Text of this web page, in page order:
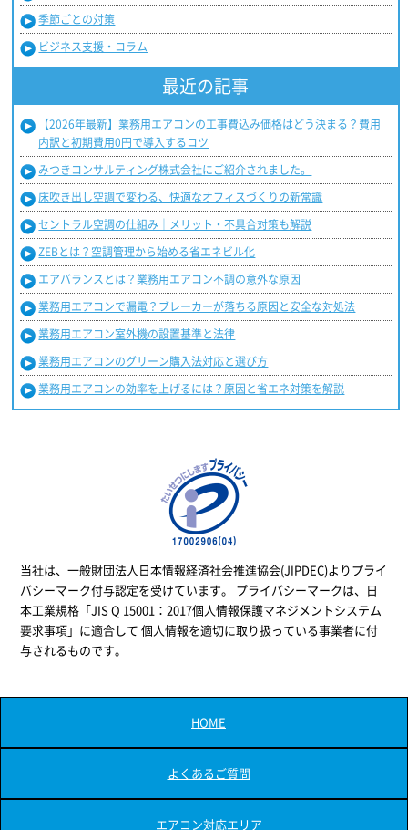
季節ごとの対策
ビジネス支援・コラム
最近の記事
【2026年最新】業務用エアコンの工事費込み価格はどう決まる？費用
内訳と初期費用0円で導入するコツ
みつきコンサルティング株式会社にご紹介されました。
床吹き出し空調で変わる、快適なオフィスづくりの新常識
セントラル空調の仕組み｜メリット・不具合対策も解説
ZEBとは？空調管理から始める省エネビル化
エアバランスとは？業務用エアコン不調の意外な原因
業務用エアコンで漏電？ブレーカーが落ちる原因と安全な対処法
業務用エアコン室外機の設置基準と法律
業務用エアコンのグリーン購入法対応と選び方
業務用エアコンの効率を上げるには？原因と省エネ対策を解説
当社は、一般財団法人日本情報経済社会推進協会(JIPDEC)よりプライ
バシーマーク付与認定を受けています。 プライバシーマークは、日
本工業規格「JIS Q 15001：2017個人情報保護マネジメントシステム
要求事項」に適合して 個人情報を適切に取り扱っている事業者に付
与されるものです。
HOME
よくあるご質問
エアコン対応エリア